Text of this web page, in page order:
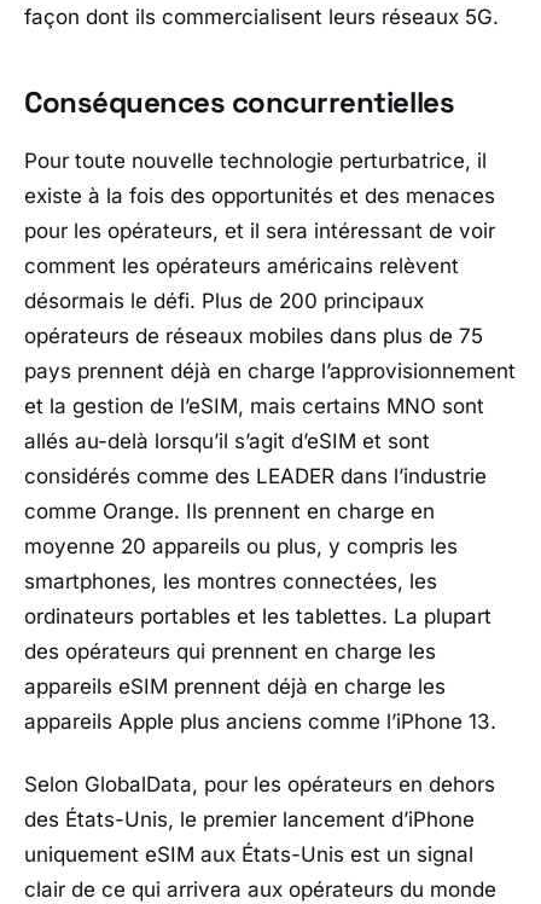
façon dont ils commercialisent leurs réseaux 5G.
Conséquences concurrentielles
Pour toute nouvelle technologie perturbatrice, il
existe à la fois des opportunités et des menaces
pour les opérateurs, et il sera intéressant de voir
comment les opérateurs américains relèvent
désormais le défi. Plus de 200 principaux
opérateurs de réseaux mobiles dans plus de 75
pays prennent déjà en charge l’approvisionnement
et la gestion de l’eSIM, mais certains MNO sont
allés au-delà lorsqu’il s’agit d’eSIM et sont
considérés comme des LEADER dans l’industrie
comme Orange. Ils prennent en charge en
moyenne 20 appareils ou plus, y compris les
smartphones, les montres connectées, les
ordinateurs portables et les tablettes. La plupart
des opérateurs qui prennent en charge les
appareils eSIM prennent déjà en charge les
appareils Apple plus anciens comme l’iPhone 13.
Selon GlobalData, pour les opérateurs en dehors
des États-Unis, le premier lancement d’iPhone
uniquement eSIM aux États-Unis est un signal
clair de ce qui arrivera aux opérateurs du monde